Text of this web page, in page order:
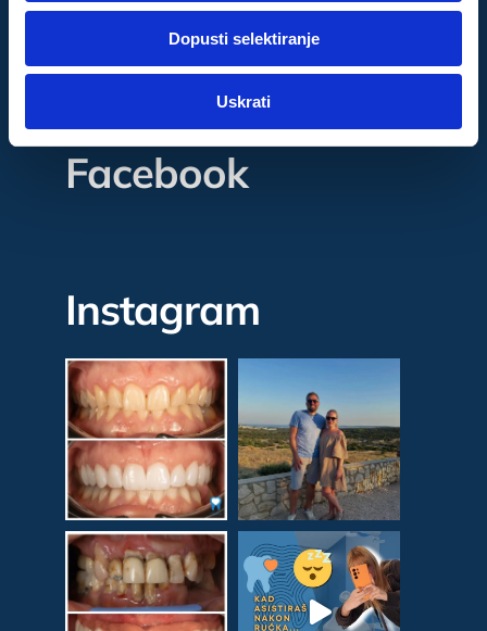
dok ste upotrebljavali njihove usluge.
Marketinški
Dopusti selektiranje
Uskrati
Facebook
Instagram